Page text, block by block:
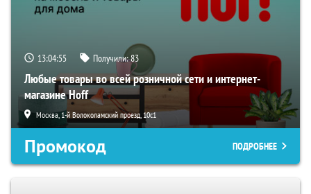
13:04:54 Получили:83
Любые товары во всей розничной сети и интернет-
магазине Hoff
Москва, 1-й Волоколамский проезд, 10с1
Промокод ПОДРОБНЕЕ